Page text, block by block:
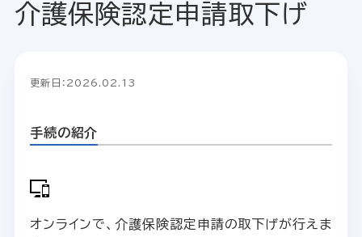
介護保険認定申請取下げ
更新日：2026.02.13
手続の紹介
オンラインで、介護保険認定申請の取下げが行えま